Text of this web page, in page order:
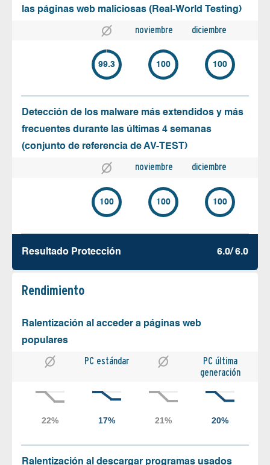
las páginas web maliciosas (Real-World Testing)
noviembre diciembre
99.3 100 100
Detección de los malware más extendidos y más
frecuentes durante las últimas 4 semanas
(conjunto de referencia de AV-TEST)
noviembre diciembre
100 100 100
Resultado Protección 6.0/ 6.0
Rendimiento
Ralentización al acceder a páginas web
populares
PC estándar
PC última
generación
Ralentización al descargar programas usados